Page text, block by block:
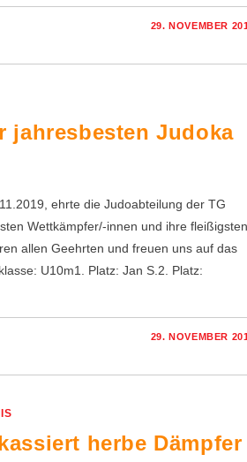
29. NOVEMBER
jahresbesten Judoka
ehrte die Judoabteilung der TG
Wettkämpfer/-innen und ihre fleißigsten
allen Geehrten und freuen uns auf das
U10m1. Platz: Jan S.2. Platz:
29. NOVEMBER
herbe Dämpfer